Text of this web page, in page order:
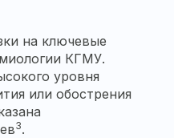
на ключевые
КГМУ.
уровня
или обострения
3.